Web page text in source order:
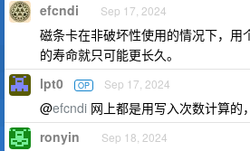
efcndi Sep 17, 2024
磁条卡在非破坏性使用的情况下，用
的寿命就只可能更长久。
lpt0 OP Sep 17, 2024
@efcndi 网上都是用写入次数计算的
ronyin Sep 18, 2024